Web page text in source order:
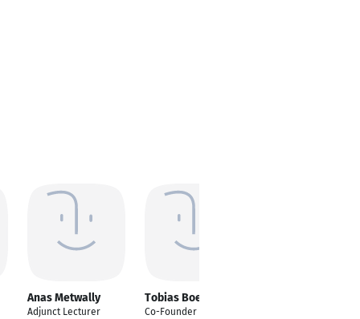
Anas Metwally
Adjunct Lecturer
Tobias Boertz
Co-Founder & Full-